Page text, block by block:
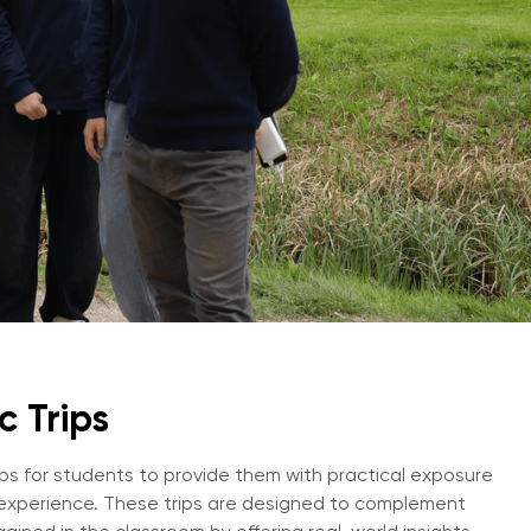
Expert и
Бизнес-
Психология и Оздоровление
Фото Галерея
Посетить BMU
Trips
for students to provide them with practical exposure
These trips are designed to complement